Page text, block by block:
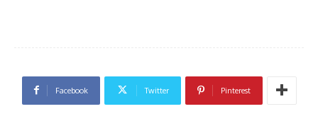
Facebook Twitter Pinterest